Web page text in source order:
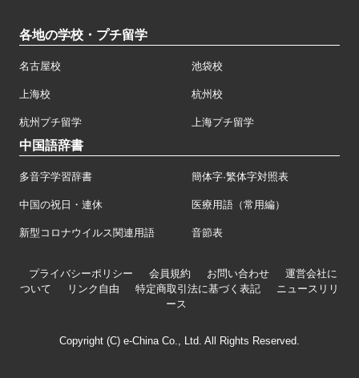
各地の学校・プチ留学
名古屋校 池袋校
上海校 杭州校
杭州プチ留学 上海プチ留学
中国語辞書
多音字学習辞書 簡体字·繁体字対照表
中国の祝日・連休 医療用語（常用編）
新型コロナウイルス関連用語 音節表
プライバシーポリシー 会員規約 お問い合わせ
運営会社に
ついて
リンク自由 特定商取引法に基づく表記
ニュースリリ
ース
Copyright (C) e-China Co., Ltd. All Rights Reserved.